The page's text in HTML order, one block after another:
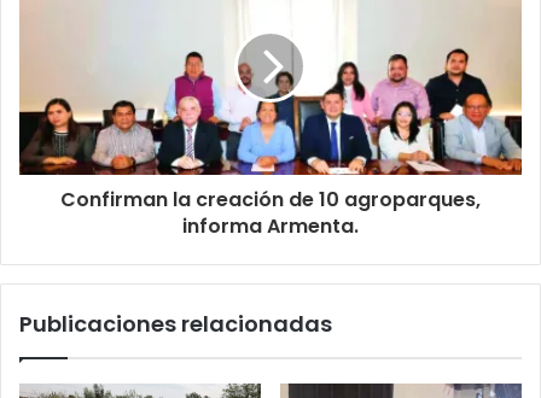
Confirman la creación de 10 agroparques,
informa Armenta.
Publicaciones relacionadas